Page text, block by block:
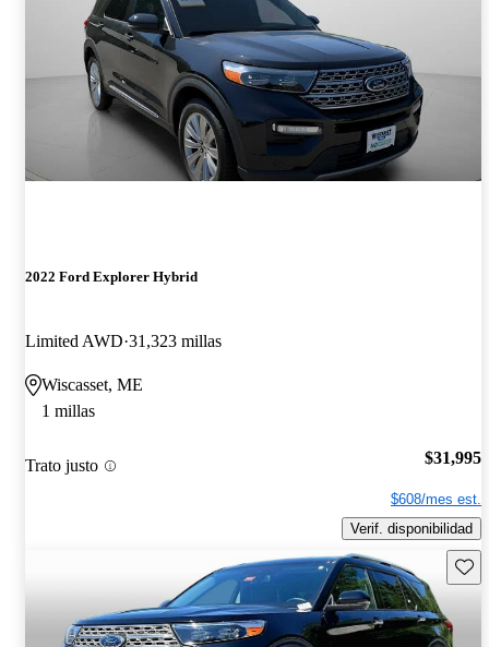
2022 Ford Explorer Hybrid
Limited AWD 31,323 millas
Wiscasset, ME
1 millas
Trato justo $31,995
$608/mes est.
Verif. disponibilidad